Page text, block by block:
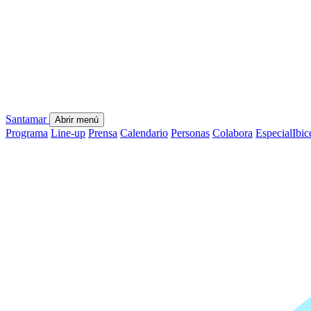
Santamar Abrir menú
Programa Line-up Prensa Calendario Personas Colabora Especial